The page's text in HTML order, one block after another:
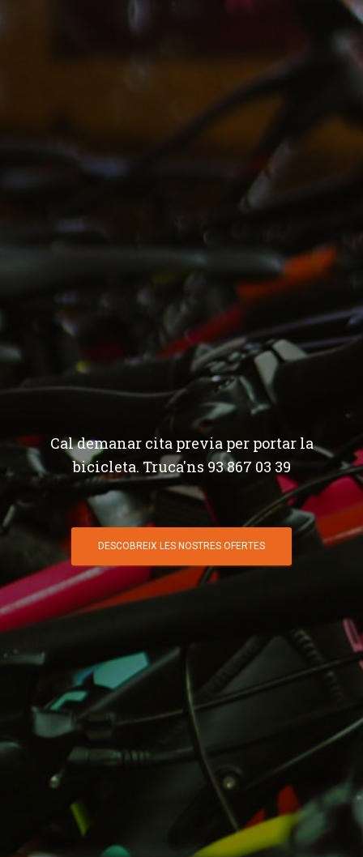
Cal demanar cita previa per portar la
bicicleta. Truca'ns 93 867 03 39
DESCOBREIX LES NOSTRES OFERTES